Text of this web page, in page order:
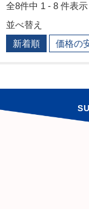
全8件中 1 - 8 件表示
並べ替え
新着順
価格の